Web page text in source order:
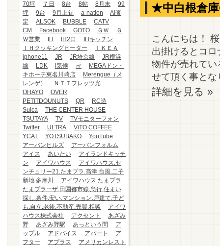
70坪
７日 8台 8帖 8月末
99
坪
9台 9月上旬 a-nation
AI査
定
ALSOK BUBBLE
CATV
CM
Facebook GOTO ＧＷ
Ｇ
Ｗ営業
IH IH2口
IHキッチン
ＩＨクッキングヒーター
ＩＫＥＡ
iphone11
JR JR埼京線
JR横浜
線
LDK l気候 ㎡
MEGAドン・
キホーテ東名川崎店
Merengue（メ
レンゲ）
ＮＴＴフレッツ光
OHAYO
OVER
PETITDOUNUTS
QR
RC造
Suica
THE CENTER HOUSE
TSUTAYA
TV
TVモニターフォン
Twitter
ULTRA
ViTO COFFEE
YCAT
YOTSUBAKO
YouTube
アーバンヒルズ
アーバンフォルム
アイス
あいたい
アイランドキッチ
ン
アイワハウス
アイワハウス.セ
ンチュリー21.たまプラ.高津.台風.二子
新地.多摩川
アイワハウス.たまプラ.
たまプラーザ.田園都市線.急行.住まい
探し.条件.安い.マンション.戸建て.子ど
も.自立.老後.不動産.売買.相談
アイワ
ハウス株式会社
アクセント
あざみ
野
あざみ野駅 あっという間
ア
ップル
アドバイス アパート
ア
フター
アプラス
アメリカンレスト
★中白根倉
こんにちは！
出掛けるとコ
物件が売れて
せて頂く事と
詳細を見る »